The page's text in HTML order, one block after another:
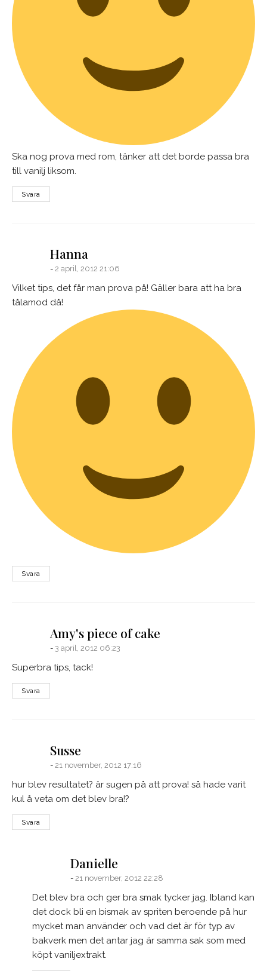
Ska nog prova med rom, tänker att det borde passa bra
till vanilj liksom.
Svara
Hanna
2 april, 2012 21:06
Vilket tips, det får man prova på! Gäller bara att ha bra
tålamod då!
Svara
Amy's piece of cake
3 april, 2012 06:23
Superbra tips, tack!
Svara
Susse
21 november, 2012 17:16
hur blev resultatet? är sugen på att prova! så hade varit
kul å veta om det blev bra!?
Svara
Danielle
21 november, 2012 22:28
Det blev bra och ger bra smak tycker jag. Ibland kan
det dock bli en bismak av spriten beroende på hur
mycket man använder och vad det är för typ av
bakverk men det antar jag är samma sak som med
köpt vaniljextrakt.